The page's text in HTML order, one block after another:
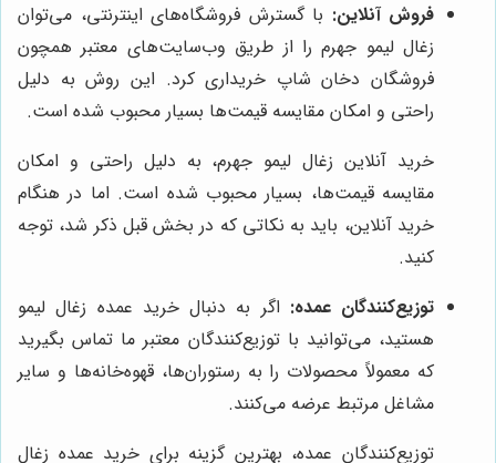
فروش آنلاین: با گسترش فروشگاه‌های اینترنتی، می‌توان
زغال لیمو جهرم را از طریق وب‌سایت‌های معتبر همچون
فروشگان دخان شاپ خریداری کرد. این روش به دلیل
راحتی و امکان مقایسه قیمت‌ها بسیار محبوب شده است.
خرید آنلاین زغال لیمو جهرم، به دلیل راحتی و امکان
مقایسه قیمت‌ها، بسیار محبوب شده است. اما در هنگام
خرید آنلاین، باید به نکاتی که در بخش قبل ذکر شد، توجه
کنید.
توزیع‌کنندگان عمده: اگر به دنبال خرید عمده زغال لیمو
هستید، می‌توانید با توزیع‌کنندگان معتبر ما تماس بگیرید
که معمولاً محصولات را به رستوران‌ها، قهوه‌خانه‌ها و سایر
مشاغل مرتبط عرضه می‌کنند.
توزیع‌کنندگان عمده، بهترین گزینه برای خرید عمده زغال